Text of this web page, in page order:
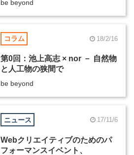
be beyond
コラム 18/2/16
第0回：池上高志 × nor － 自然物
と人工物の狭間で
be beyond
ニュース 17/11/6
Webクリエイティブのためのパ
フォーマンスイベント、